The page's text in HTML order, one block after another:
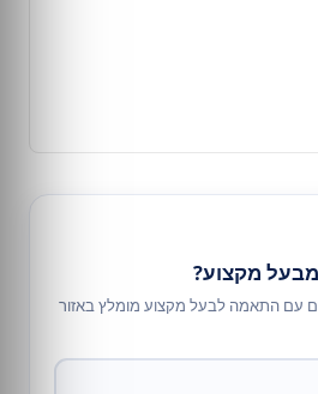
מקצוע?
עם התאמה לבעל מקצוע מומלץ באזור